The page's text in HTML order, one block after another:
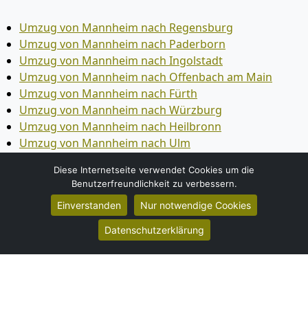
Umzug von Mannheim nach Regensburg
Umzug von Mannheim nach Paderborn
Umzug von Mannheim nach Ingolstadt
Umzug von Mannheim nach Offenbach am Main
Umzug von Mannheim nach Fürth
Umzug von Mannheim nach Würzburg
Umzug von Mannheim nach Heilbronn
Umzug von Mannheim nach Ulm
Umzug von Mannheim nach Wolfsburg
Umzug von Mannheim nach Bottrop
Umzug von Mannheim nach Göttingen
Umzug von Mannheim nach Reutlingen
Umzug von Mannheim nach Bremer­haven
Umzug von Mannheim nach Koblenz
Diese Internetseite verwendet Cookies um die
Benutzerfreundlichkeit zu verbessern.
Einverstanden Nur notwendige Cookies
Datenschutzerklärung